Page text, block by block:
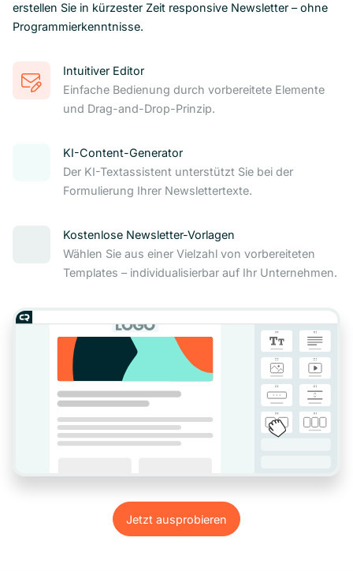
Jetzt ausprobieren
Jetzt ausprobieren
erstellen Sie in kürzester Zeit responsive Newsletter – ohne
Programmierkenntnisse.
Intuitiver Editor
Einfache Bedienung durch vorbereitete Elemente
und Drag-and-Drop-Prinzip.
KI-Content-Generator
Der KI-Textassistent unterstützt Sie bei der
Formulierung Ihrer Newslettertexte.
Kostenlose Newsletter-Vorlagen
Wählen Sie aus einer Vielzahl von vorbereiteten
Templates – individualisierbar auf Ihr Unternehmen.